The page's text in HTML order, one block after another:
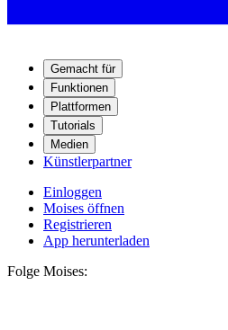
Gemacht für
Funktionen
Plattformen
Tutorials
Medien
Künstlerpartner
Einloggen
Moises öffnen
Registrieren
App herunterladen
Folge Moises: